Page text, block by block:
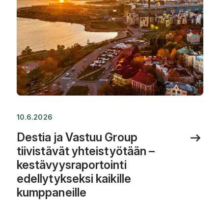
10.6.2026
Destia ja Vastuu Group
tiivistävät yhteistyötään –
kestävyysraportointi
edellytykseksi kaikille
kumppaneille